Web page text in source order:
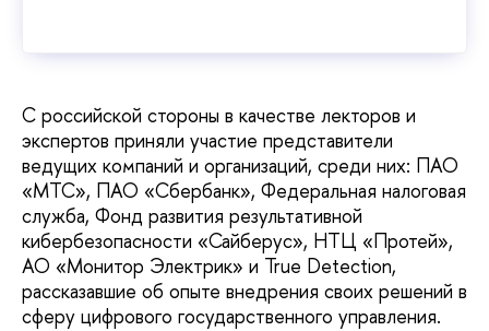
С российской стороны в качестве лекторов и
экспертов приняли участие представители
ведущих компаний и организаций, среди них: ПАО
«МТС», ПАО «Сбербанк», Федеральная налоговая
служба, Фонд развития результативной
кибербезопасности «Сайберус», НТЦ «Протей»,
АО «Монитор Электрик» и True Detection,
рассказавшие об опыте внедрения своих решений в
сферу цифрового государственного управления.